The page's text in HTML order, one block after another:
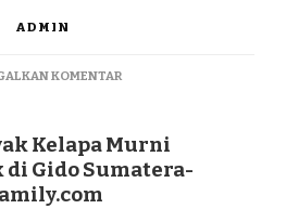
ADMIN
KOMENTARPADA
KELAPA
MURNI
LAGUREH
Kelapa Murni
Gido Sumatera-